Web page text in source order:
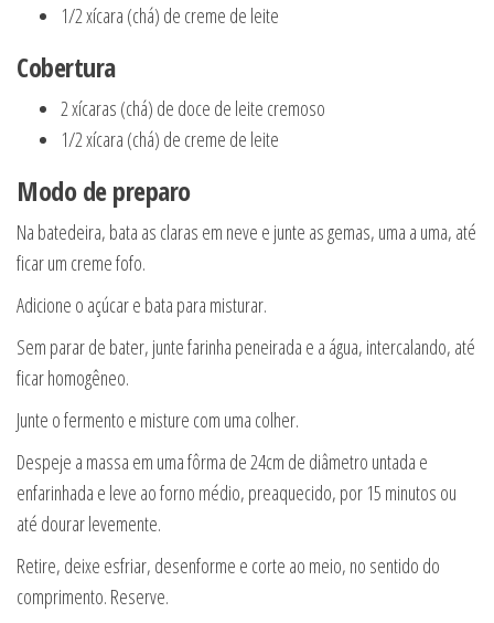
1/2 xícara (chá) de creme de leite
Cobertura
2 xícaras (chá) de doce de leite cremoso
1/2 xícara (chá) de creme de leite
Modo de preparo
Na batedeira, bata as claras em neve e junte as gemas, uma a uma, até
ficar um creme fofo.
Adicione o açúcar e bata para misturar.
Sem parar de bater, junte farinha peneirada e a água, intercalando, até
ficar homogêneo.
Junte o fermento e misture com uma colher.
Despeje a massa em uma fôrma de 24cm de diâmetro untada e
enfarinhada e leve ao forno médio, preaquecido, por 15 minutos ou
até dourar levemente.
Retire, deixe esfriar, desenforme e corte ao meio, no sentido do
comprimento. Reserve.